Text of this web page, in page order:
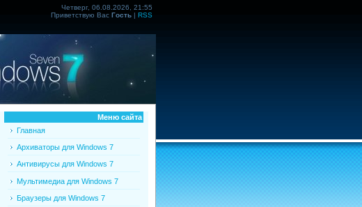
Четверг, 06.08.2026, 21:55
Приветствую Вас Гость| RSS
Меню сайта
Главная
Архиваторы для Windows 7
Антивирусы для Windows 7
Мультимедиа для Windows 7
Браузеры для Windows 7